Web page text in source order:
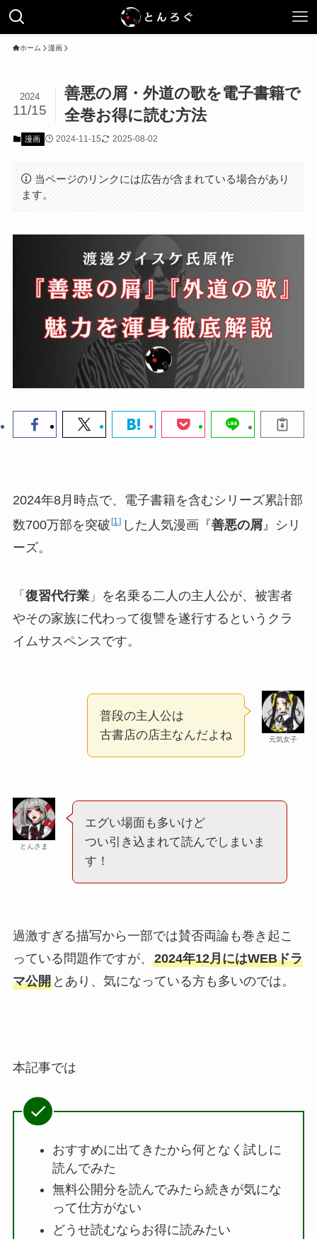
ホーム 漫画
善悪の屑・外道の歌を電子書籍で
全巻お得に読む方法
2024
11/15
漫画 2024-11-15 2025-08-02
当ページのリンクには広告が含まれている場合があり
ます。
2024年8月時点で、電子書籍を含むシリーズ累計部
数700万部を突破 1 した人気漫画『善悪の屑』シリ
ーズ。
「 復習代行業」を名乗る二人の主人公が、被害者
やその家族に代わって復讐を遂行するというクラ
イムサスペンスです。
元気女子
普段の主人公は
古書店の店主なんだよね
とんさま
エグい場面も多いけど
つい引き込まれて読んでしまいま
す！
過激すぎる描写から一部では賛否両論も巻き起こ
っている問題作ですが、 2024年12月にはWEBドラ
マ公開とあり、気になっている方も多いのでは。
本記事では
おすすめに出てきたから何となく試しに
読んでみた
無料公開分を読んでみたら続きが気にな
って仕方がない
どうせ読むならお得に読みたい